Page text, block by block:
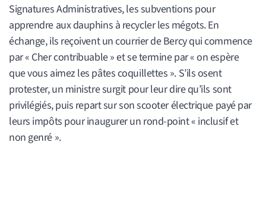
Signatures Administratives, les subventions pour
apprendre aux dauphins à recycler les mégots. En
échange, ils reçoivent un courrier de Bercy qui commence
par « Cher contribuable » et se termine par « on espère
que vous aimez les pâtes coquillettes ». S’ils osent
protester, un ministre surgit pour leur dire qu’ils sont
privilégiés, puis repart sur son scooter électrique payé par
leurs impôts pour inaugurer un rond-point « inclusif et
non genré ».